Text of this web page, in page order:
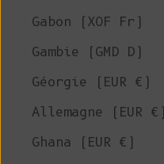
Gabon (XOF Fr)
Gambie (GMD D)
Géorgie (EUR €)
Allemagne (EUR €)
Ghana (EUR €)